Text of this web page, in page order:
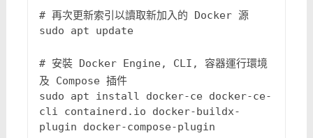
# 再次更新索引以讀取新加入的 Docker 源
sudo apt update
# 安裝 Docker Engine, CLI, 容器運行環境
及 Compose 插件
sudo apt install docker-ce docker-ce-
cli containerd.io docker-buildx-